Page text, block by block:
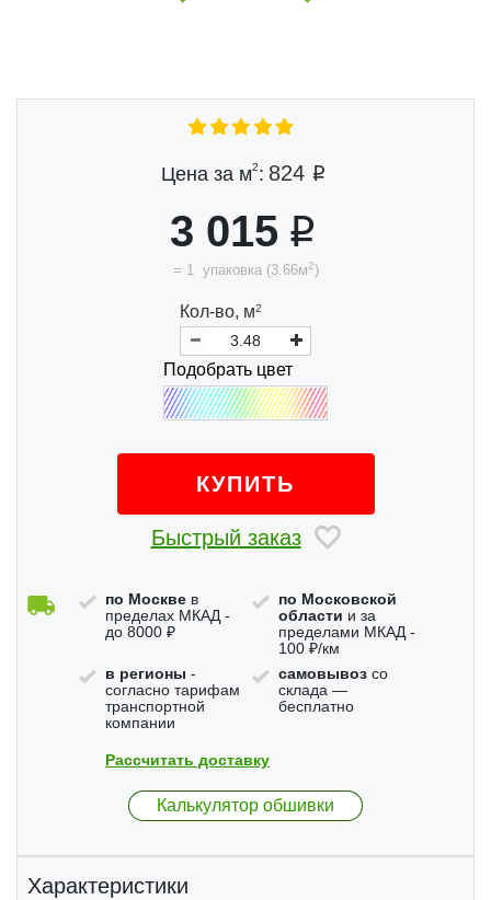
Цена за м2: 824
3 015
= 1 упаковка (3.66м2)
Кол-во, м2
Подобрать цвет
КУПИТЬ
Быстрый заказ
по Москве в
пределах МКАД -
до 8000 ₽
по Московской
области и за
пределами МКАД -
100 ₽/км
в регионы -
согласно тарифам
транспортной
компании
самовывозсо
склада —
бесплатно
Рассчитать доставку
Калькулятор обшивки
Характеристики